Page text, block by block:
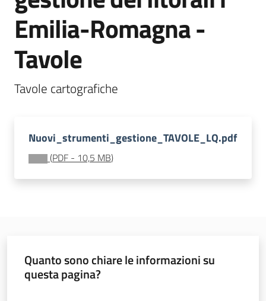
Temi
Documentazione
Novità
Emilia-Romagna -
Tavole
Tavole cartografiche
Nuovi_strumenti_gestione_TAVOLE_LQ.pdf
(PDF - 10,5 MB)
Quanto sono chiare le informazioni su
questa pagina?